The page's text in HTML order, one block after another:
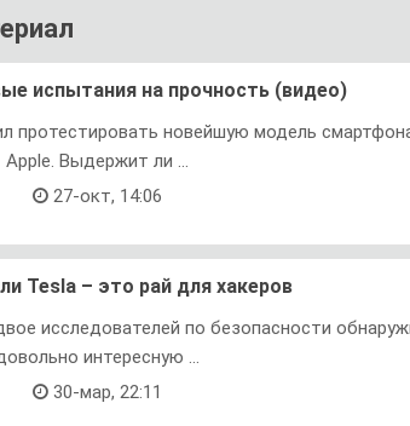
испытания на прочность (видео)
протестировать новейшую модель
Apple. Выдержит ли ...
27-окт, 14:06
Tesla – это рай для хакеров
исследователей по безопасности
интересную ...
30-мар, 22:11